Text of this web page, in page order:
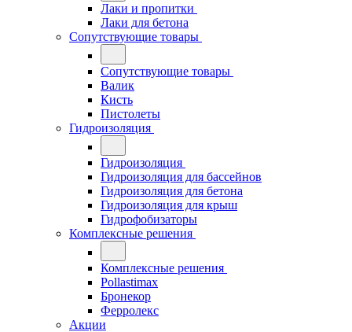
Лаки и пропитки
Лаки для бетона
Сопутствующие товары
Сопутствующие товары
Валик
Кисть
Пистолеты
Гидроизоляция
Гидроизоляция
Гидроизоляция для бассейнов
Гидроизоляция для бетона
Гидроизоляция для крыш
Гидрофобизаторы
Комплексные решения
Комплексные решения
Pollastimax
Бронекор
Ферролекс
Акции